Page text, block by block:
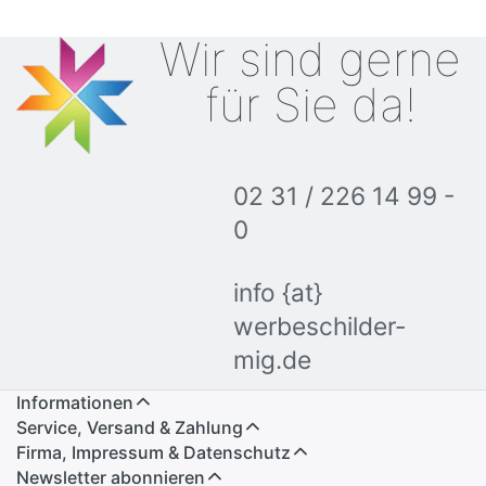
Wir sind gerne
für Sie da!
02 31 / 226 14 99 -
0
info {at}
werbeschilder-
mig.de
Informationen
Service, Versand & Zahlung
Firma, Impressum & Datenschutz
Newsletter abonnieren